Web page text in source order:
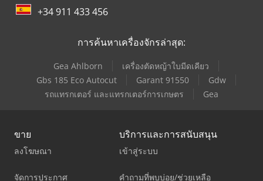
+34 911 433 456
การค้นหาเครื่องจักรล่าสุด:
Gea Ahlborn
เครื่องตัดหญ้าใบมีดเคียว
Gbs 185 Eco Autocut
Garant 91550
Gdw
รถแทรกเตอร์ และแทรกเตอร์การเกษตร
Gea
ขาย
ลงโฆษณา
จัดการประกาศ
บริการและการสนับสนุน
เข้าสู่ระบบ
คำถามที่พบบ่อย/ช่วยเหลือ